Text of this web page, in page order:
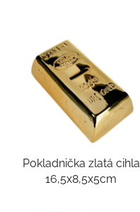
Pokladnička zlatá cihla
16,5x8,5x5cm